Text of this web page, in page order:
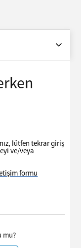
lütfen tekrar giriş
ve/veya
formu
mu?